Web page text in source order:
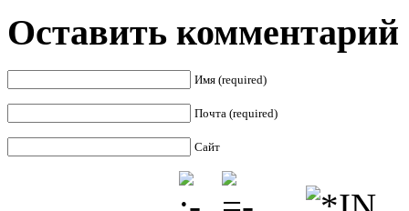
Оставить комментарий
Имя (required)
Почта (required)
Сайт